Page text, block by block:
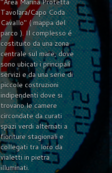
"Area Marina Protetta
Tavolara/Capo Coda
Cavallo" ( mappa del
parco ). Il complesso é
costituito da una zona
centrale sul mare, dove
sono ubicati i principali
servizi e da una serie di
piccole costruzioni
indipendenti dove si
trovano le camere
circondate da curati
spazi verdi alternati a
fioriture stagionali e
collegati tra loro da
vialetti in pietra
illuminati.